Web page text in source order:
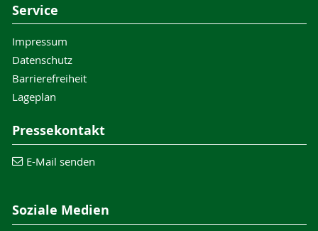
Service
Impressum
Datenschutz
Barrierefreiheit
Lageplan
Pressekontakt
E-Mail senden
Soziale Medien